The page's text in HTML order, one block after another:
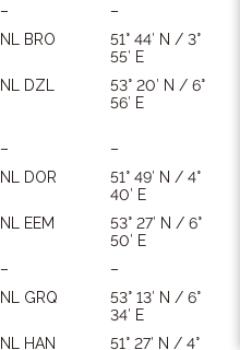
–
–
NL BRO
51° 44′ N / 3°
55′ E
NL DZL
53° 20′ N / 6°
56′ E
–
–
NL DOR
51° 49′ N / 4°
40′ E
NL EEM
53° 27′ N / 6°
50′ E
–
–
NL GRQ
53° 13′ N / 6°
34′ E
NL HAN 51° 27′ N / 4°